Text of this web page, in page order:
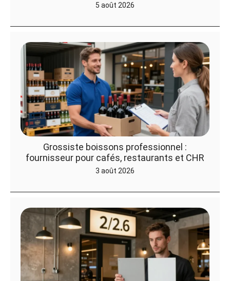
5 août 2026
Grossiste boissons professionnel :
fournisseur pour cafés, restaurants et CHR
3 août 2026